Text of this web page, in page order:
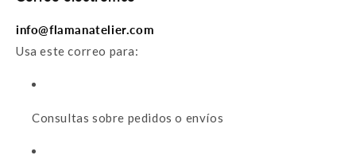
info@flamanatelier.com
Usa este correo para:
Consultas sobre pedidos o envíos